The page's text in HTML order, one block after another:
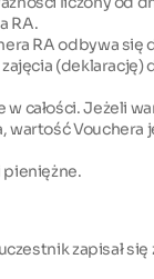
RA.
RA odbywa
całości. Jeżeli
wartość
pieniężne.
zapisał